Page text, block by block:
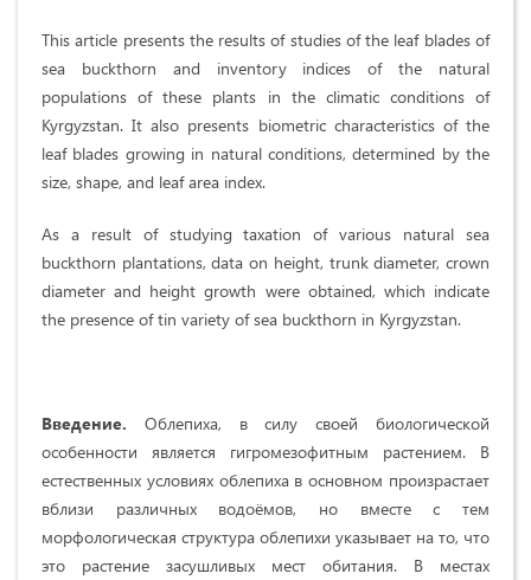
This article presents the results of studies of the leaf blades of
sea buckthorn and inventory indices of the natural
populations of these plants in the climatic conditions of
Kyrgyzstan. It also presents biometric characteristics of the
leaf blades growing in natural conditions, determined by the
size, shape, and leaf area index.
As a result of studying taxation of various natural sea
buckthorn plantations, data on height, trunk diameter, crown
diameter and height growth were obtained, which indicate
the presence of tin variety of sea buckthorn in Kyrgyzstan.
Введение. Облепиха, в силу своей биологической
особенности является гигромезофитным растением. В
естественных условиях облепиха в основном произрастает
вблизи различных водоёмов, но вместе с тем
морфологическая структура облепихи указывает на то, что
это растение засушливых мест обитания. В местах